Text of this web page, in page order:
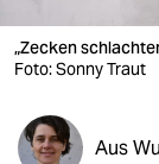
veranstaltungen
fragen & hilfe
„Zecken
Foto: Sonny Traut
Aus